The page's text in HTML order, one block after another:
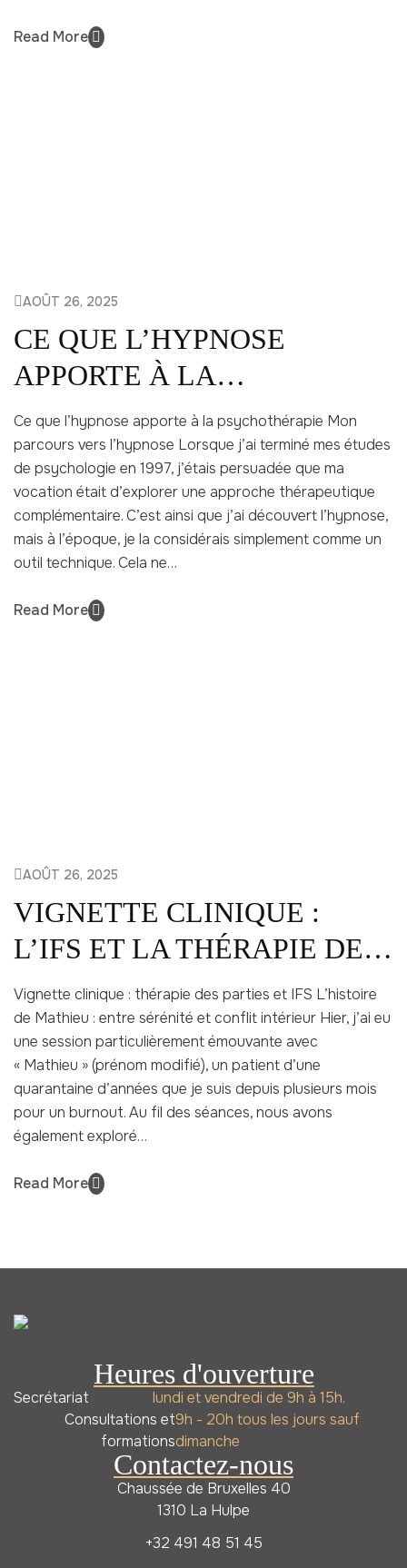
Read More
AOÛT 26, 2025
CE QUE L’HYPNOSE
APPORTE À LA
PSYCHOTHÉRAPIE
Ce que l’hypnose apporte à la psychothérapie Mon
parcours vers l’hypnose Lorsque j’ai terminé mes études
de psychologie en 1997, j’étais persuadée que ma
vocation était d’explorer une approche thérapeutique
complémentaire. C’est ainsi que j’ai découvert l’hypnose,
mais à l’époque, je la considérais simplement comme un
outil technique. Cela ne…
Read More
AOÛT 26, 2025
VIGNETTE CLINIQUE :
L’IFS ET LA THÉRAPIE DES
PARTIES
Vignette clinique : thérapie des parties et IFS L’histoire
de Mathieu : entre sérénité et conflit intérieur Hier, j’ai eu
une session particulièrement émouvante avec
« Mathieu » (prénom modifié), un patient d’une
quarantaine d’années que je suis depuis plusieurs mois
pour un burnout. Au fil des séances, nous avons
également exploré…
Read More
Contactez-nous
Chaussée de Bruxelles 40
1310 La Hulpe
+32 491 48 51 45
Heures d'ouverture
Secrétariat
lundi et vendredi de 9h à 15h.
Consultations et
formations
9h - 20h tous les jours sauf
dimanche